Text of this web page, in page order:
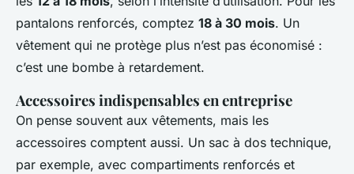
pantalons renforcés, comptez 18 à 30 mois. Un
vêtement qui ne protège plus n’est pas économisé :
c’est une bombe à retardement.
Accessoires indispensables en entreprise
On pense souvent aux vêtements, mais les
accessoires comptent aussi. Un sac à dos technique,
par exemple, avec compartiments renforcés et